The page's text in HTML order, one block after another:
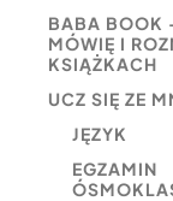
BABA BOOK
MÓWIĘ I
KSIĄŻKACH
UCZ SIĘ ZE
JĘZYK
EGZAMIN